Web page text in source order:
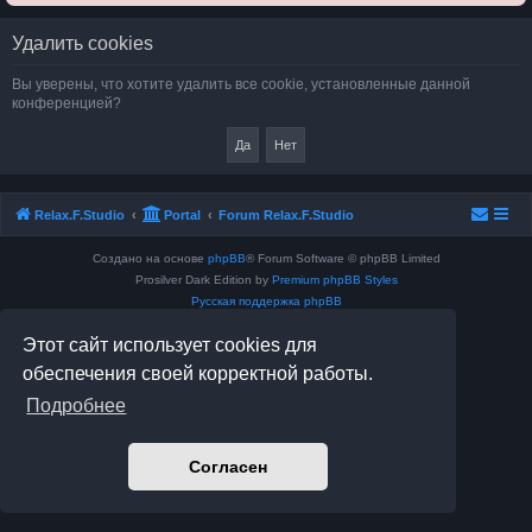
Этот сайт использует cookies для
обеспечения своей корректной работы.
Подробнее
Согласен
Удалить cookies
Вы уверены, что хотите удалить все cookie, установленные данной
конференцией?
Relax.F.Studio Portal Forum Relax.F.Studio
Создано на основе phpBB® Forum Software © phpBB Limited
Prosilver Dark Edition by Premium phpBB Styles
Русская поддержка phpBB